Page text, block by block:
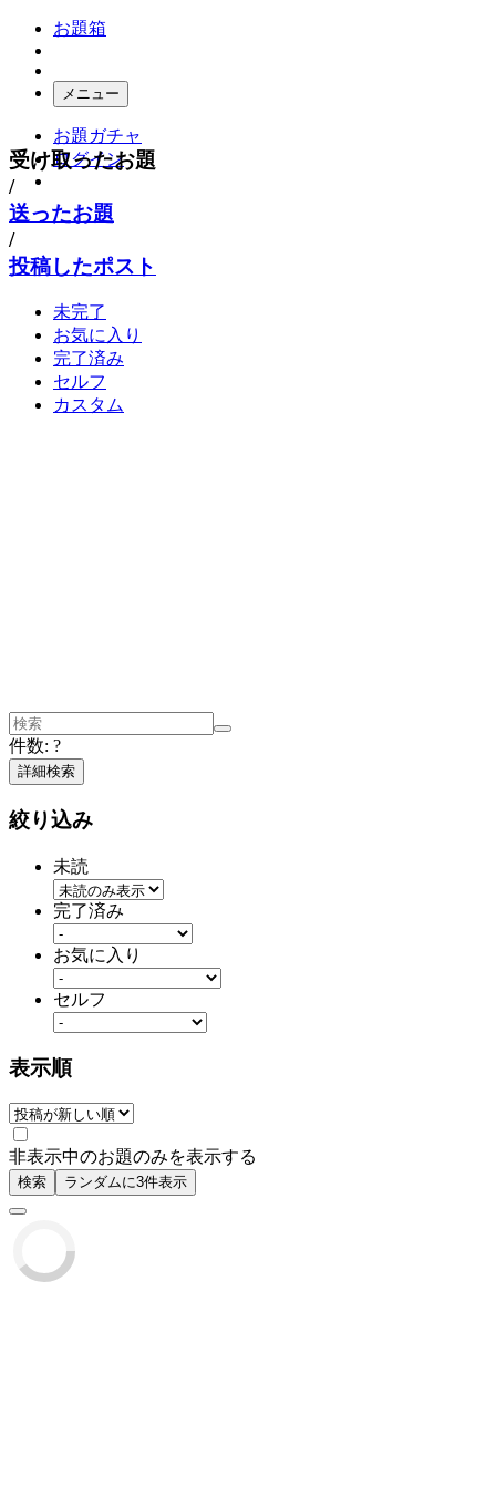
お題箱
メニュー
お題ガチャ
ログイン
受け取ったお題
/
送ったお題
/
投稿したポスト
未完了
お気に入り
完了済み
セルフ
カスタム
件数: ?
詳細検索
絞り込み
未読
完了済み
お気に入り
セルフ
表示順
非表示中のお題のみを表示する
検索 ランダムに3件表示